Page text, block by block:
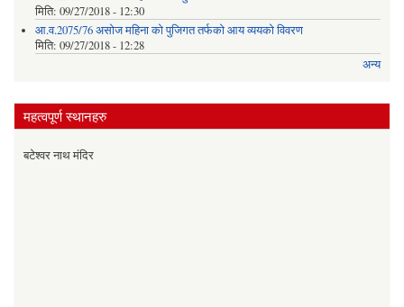
मिति: 09/27/2018 - 12:30
आ.व.2075/76 असोज महिना को पुजिगत तर्फको आय व्ययको विवरण
मिति: 09/27/2018 - 12:28
अन्य
महत्वपूर्ण स्थानहरु
बटेश्वर नाथ मंदिर